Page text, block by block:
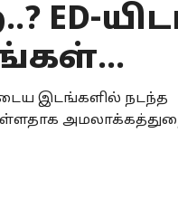
ED-
இடங்களில் நடந்த